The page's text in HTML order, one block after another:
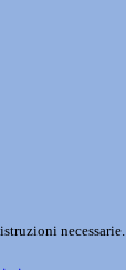
necessarie.